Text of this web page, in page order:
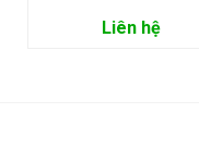
Liên hệ